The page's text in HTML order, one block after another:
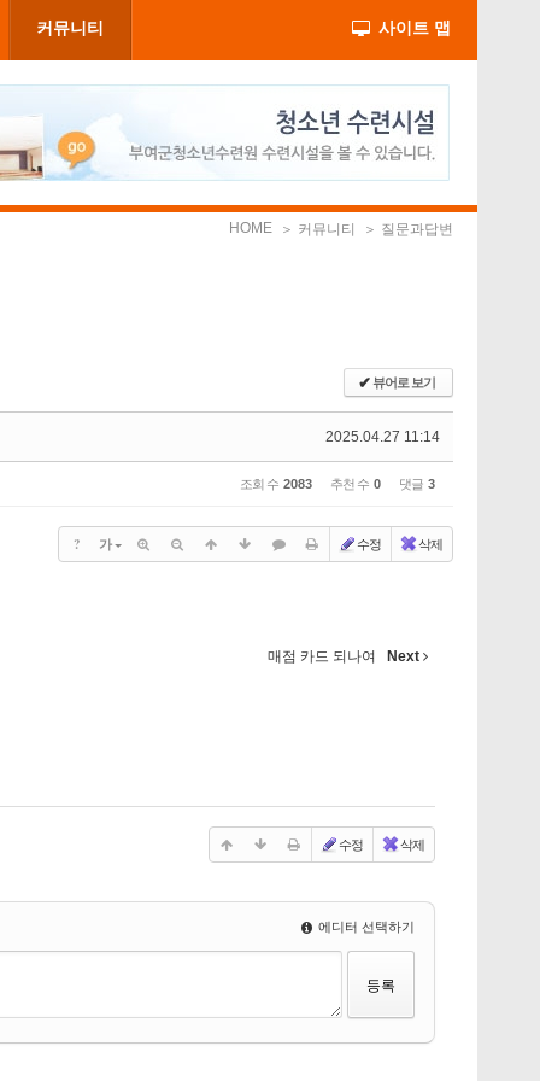
커뮤니티 사이트 맵
HOME ＞ 커뮤니티 ＞ 질문과답변
✔뷰어로 보기
2025.04.27 11:14
조회 수 2083 추천 수 0 댓글 3
? 가 수정 삭제
매점 카드 되나여 Next
수정 삭제
에디터 선택하기